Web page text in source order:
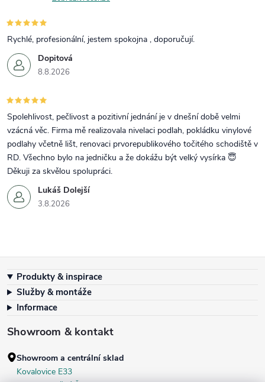
Dopitová
8.8.2026
Rychlé, profesionální, jestem spokojna , doporučují.
Lukáš Dolejší
3.8.2026
Spolehlivost, pečlivost a pozitivní jednání je v dnešní době velmi
vzácná věc. Firma mě realizovala nivelaci podlah, pokládku vinylové
podlahy včetně lišt, renovaci prvorepublikového točitého schodiště v
RD. Všechno bylo na jedničku a že dokážu být velký vysírka 😇
Děkuji za skvělou spolupráci.
Produkty & inspirace
Služby & montáže
Informace
Showroom & kontakt
Showroom a centrální sklad
Kovalovice E33